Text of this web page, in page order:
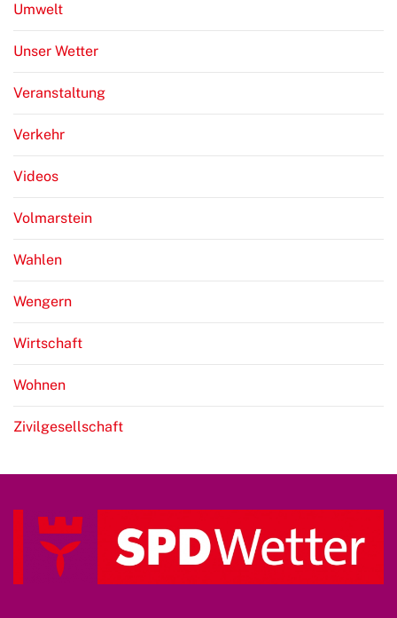
Umwelt
Unser Wetter
Veranstaltung
Verkehr
Videos
Volmarstein
Wahlen
Wengern
Wirtschaft
Wohnen
Zivilgesellschaft